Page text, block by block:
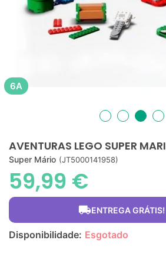
6A
AVENTURAS LEGO SUPER
Super Mário (JT5000141958)
59,99 €
local_shippingENTREGA GRÁTIS!
Disponibilidade: Esgotado